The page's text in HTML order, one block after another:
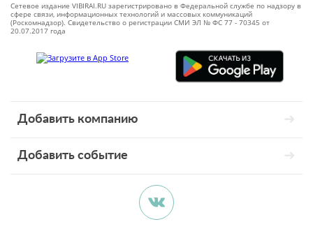
Сетевое издание VIBIRAI.RU зарегистрировано в Федеральной службе по надзору в
сфере связи, информационных технологий и массовых коммуникаций
(Роскомнадзор). Свидетельство о регистрации СМИ ЭЛ № ФС 77 - 70345 от
20.07.2017 года
Добавить компанию
Добавить событие